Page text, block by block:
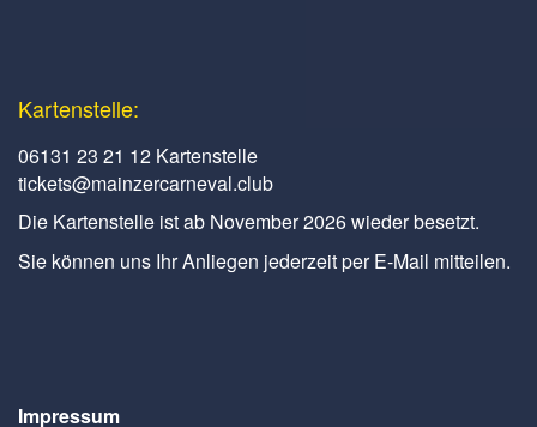
Kartenstelle:
06131 23 21 12 Kartenstelle
tickets@mainzercarneval.club
Die Kartenstelle ist ab November 2026 wieder besetzt.
Sie können uns Ihr Anliegen jederzeit per E-Mail mitteilen.
Impressum